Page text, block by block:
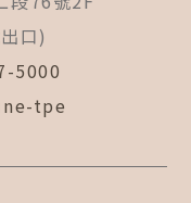
口)
5000
tpe